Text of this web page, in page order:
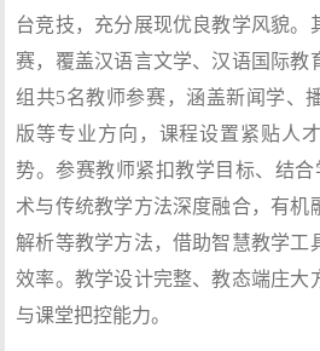
台竞技，充分展现优良教学风貌。
赛，覆盖汉语言文学、汉语国际教
组共5名教师参赛，涵盖新闻学、
版等专业方向，课程设置紧贴人
势。参赛教师紧扣教学目标、结
术与传统教学方法深度融合，有机
解析等教学方法，借助智慧教学工
效率。教学设计完整、教态端庄大
与课堂把控能力。